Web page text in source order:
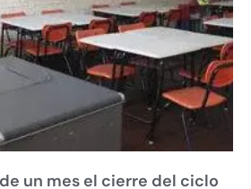
un mes el cierre del ciclo